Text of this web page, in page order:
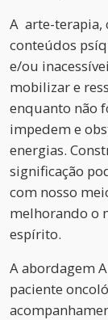
A arte-terapia,
conteúdos
e/ou
mobilizar e
enquanto não
impedem e
energias.
significação
com nosso
melhorando o
espírito.
A abordagem
paciente